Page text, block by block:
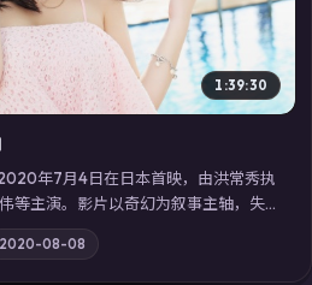
1:39:30
年7月4日在日本首映，由洪常秀执
等主演。影片以奇幻为叙事主轴，失
业链；摄影与配乐强化地域气质；站
高清电视剧在线看」延展检索同类型
剧体验。
2020-08-08